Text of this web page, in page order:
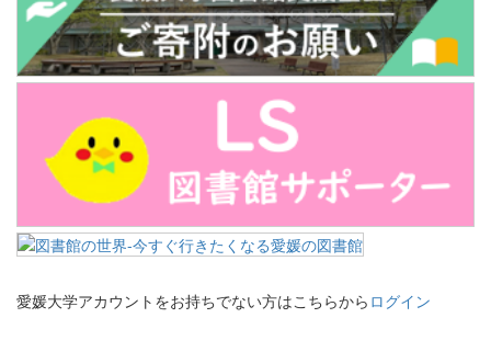
愛媛大学アカウントをお持ちでない方はこちらから ログイン